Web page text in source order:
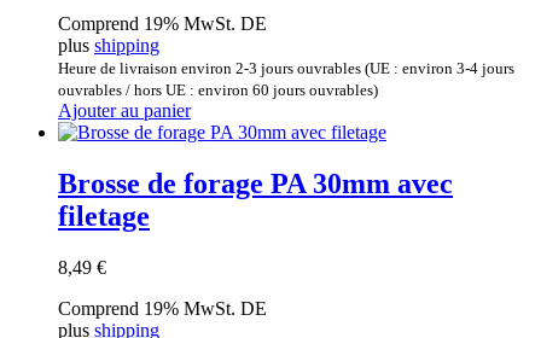
Comprend 19% MwSt. DE
plus shipping
Heure de livraison environ 2-3 jours ouvrables (UE : environ 3-4 jours
ouvrables / hors UE : environ 60 jours ouvrables)
Ajouter au panier
Brosse de forage PA 30mm avec
filetage
8,49 €
Comprend 19% MwSt. DE
plus shipping